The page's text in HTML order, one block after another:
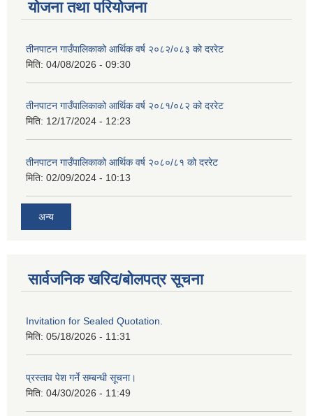
योजना तथा परियोजना
तीनपाटन गाउँपालिकाको आर्थिक वर्ष २०८२/०८३ को दररेट
मिति: 04/08/2026 - 09:30
तीनपाटन गाउँपालिकाको आर्थिक वर्ष २०८१/०८२ को दररेट
मिति: 12/17/2024 - 12:23
तीनपाटन गाउँपालिकाको आर्थिक वर्ष २०८०/८१ को दररेट
मिति: 02/09/2024 - 10:13
अन्य
सार्वजनिक खरिद/बोलपत्र सूचना
Invitation for Sealed Quotation.
मिति: 05/18/2026 - 11:31
प्रस्ताव पेश गर्ने सम्बन्धी सूचना।
मिति: 04/30/2026 - 11:49